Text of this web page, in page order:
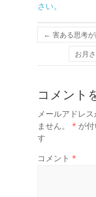
さい。
← 害ある思考
お月
コメント
メールアドレ
ません。
* が
す
コメント *